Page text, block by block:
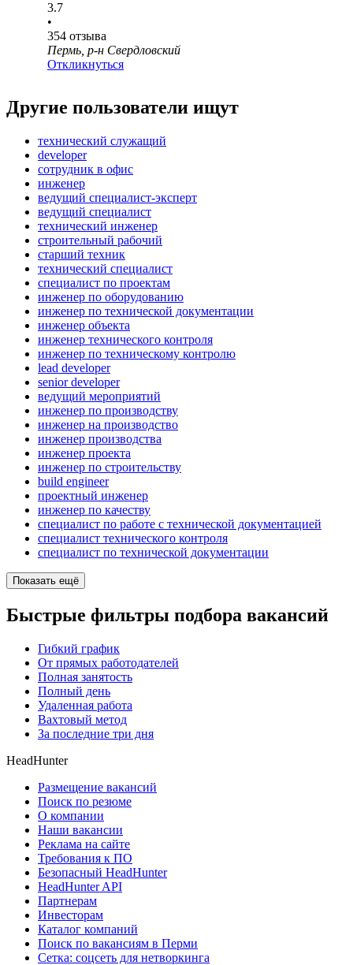
3.7
•
354 отзыва
Пермь, р-н Свердловский
Откликнуться
Другие пользователи ищут
технический служащий
developer
сотрудник в офис
инженер
ведущий специалист-эксперт
ведущий специалист
технический инженер
строительный рабочий
старший техник
технический специалист
специалист по проектам
инженер по оборудованию
инженер по технической документации
инженер объекта
инженер технического контроля
инженер по техническому контролю
lead developer
senior developer
ведущий мероприятий
инженер по производству
инженер на производство
инженер производства
инженер проекта
инженер по строительству
build engineer
проектный инженер
инженер по качеству
специалист по работе с технической документацией
специалист технического контроля
специалист по технической документации
Показать ещё
Быстрые фильтры подбора вакансий
Гибкий график
От прямых работодателей
Полная занятость
Полный день
Удаленная работа
Вахтовый метод
За последние три дня
HeadHunter
Размещение вакансий
Поиск по резюме
О компании
Наши вакансии
Реклама на сайте
Требования к ПО
Безопасный HeadHunter
HeadHunter API
Партнерам
Инвесторам
Каталог компаний
Поиск по вакансиям в Перми
Сетка: соцсеть для нетворкинга